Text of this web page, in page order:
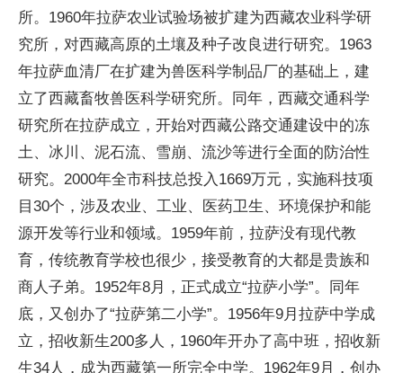
所。1960年拉萨农业试验场被扩建为西藏农业科学研
究所，对西藏高原的土壤及种子改良进行研究。1963
年拉萨血清厂在扩建为兽医科学制品厂的基础上，建
立了西藏畜牧兽医科学研究所。同年，西藏交通科学
研究所在拉萨成立，开始对西藏公路交通建设中的冻
土、冰川、泥石流、雪崩、流沙等进行全面的防治性
研究。2000年全市科技总投入1669万元，实施科技项
目30个，涉及农业、工业、医药卫生、环境保护和能
源开发等行业和领域。1959年前，拉萨没有现代教
育，传统教育学校也很少，接受教育的大都是贵族和
商人子弟。1952年8月，正式成立“拉萨小学”。同年
底，又创办了“拉萨第二小学”。1956年9月拉萨中学成
立，招收新生200多人，1960年开办了高中班，招收新
生34人，成为西藏第一所完全中学。1962年9月，创办